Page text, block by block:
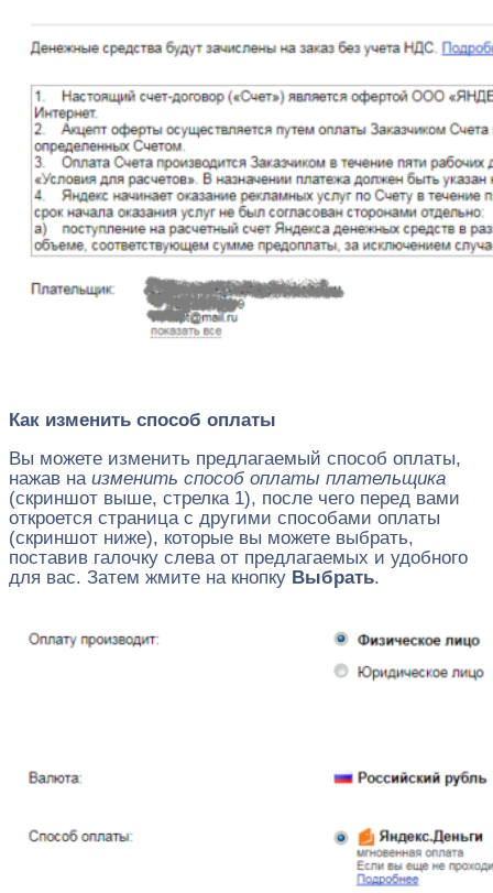
Как изменить способ оплаты
Вы можете изменить предлагаемый способ оплаты,
нажав на изменить способ оплаты плательщика
(скриншот выше, стрелка 1), после чего перед вами
откроется страница с другими способами оплаты
(скриншот ниже), которые вы можете выбрать,
поставив галочку слева от предлагаемых и удобного
для вас. Затем жмите на кнопку Выбрать.